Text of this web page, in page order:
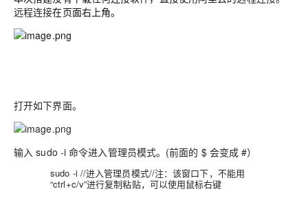
远程连接在页面右上角。
打开如下界面。
输入 sudo -i 命令进入管理员模式。(前面的 $ 会变成 #）
sudo -i //进入管理员模式//注：该窗口下，不能用
“ctrl+c/v”进行复制粘贴，可以使用鼠标右键